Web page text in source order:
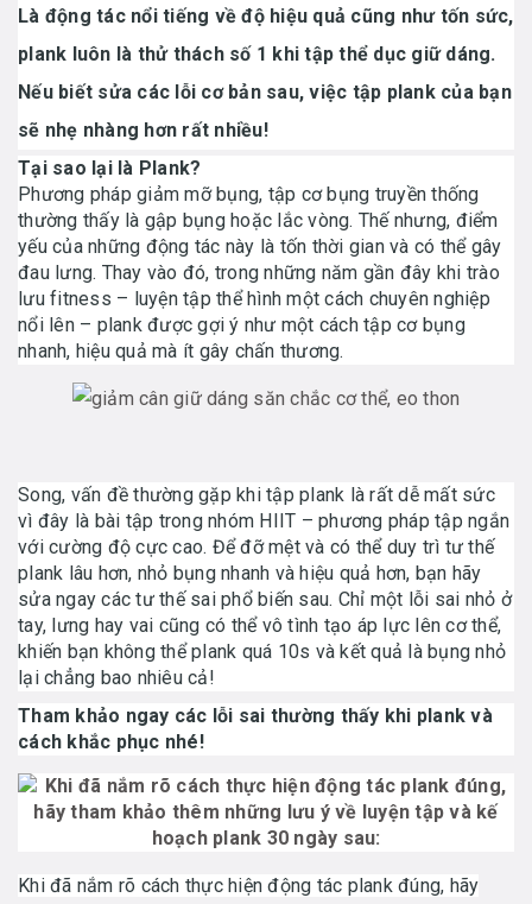
Là động tác nổi tiếng về độ hiệu quả cũng như tốn sức,
plank luôn là thử thách số 1 khi tập thể dục giữ dáng.
Nếu biết sửa các lỗi cơ bản sau, việc tập plank của bạn
sẽ nhẹ nhàng hơn rất nhiều!
Tại sao lại là Plank?
Phương pháp giảm mỡ bụng, tập cơ bụng truyền thống
thường thấy là gập bụng hoặc lắc vòng. Thế nhưng, điểm
yếu của những động tác này là tốn thời gian và có thể gây
đau lưng. Thay vào đó, trong những năm gần đây khi trào
lưu fitness – luyện tập thể hình một cách chuyên nghiệp
nổi lên – plank được gợi ý như một cách tập cơ bụng
nhanh, hiệu quả mà ít gây chấn thương.
Song, vấn đề thường gặp khi tập plank là rất dễ mất sức
vì đây là bài tập trong nhóm HIIT – phương pháp tập ngắn
với cường độ cực cao. Để đỡ mệt và có thể duy trì tư thế
plank lâu hơn, nhỏ bụng nhanh và hiệu quả hơn, bạn hãy
sửa ngay các tư thế sai phổ biến sau. Chỉ một lỗi sai nhỏ ở
tay, lưng hay vai cũng có thể vô tình tạo áp lực lên cơ thể,
khiến bạn không thể plank quá 10s và kết quả là bụng nhỏ
lại chẳng bao nhiêu cả!
Tham khảo ngay các lỗi sai thường thấy khi plank và
cách khắc phục nhé!
Khi đã nắm rõ cách thực hiện động tác plank đúng, hãy